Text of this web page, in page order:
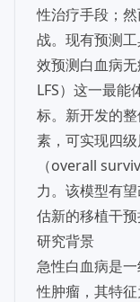
性治疗手段；
战。现有预测
效预测白血病
LFS）这一最能
标。新开发的
素，可实现四
（overall
力。该模型有
估新的移植干预
研究背景
急性白血病是
性肿瘤，其特